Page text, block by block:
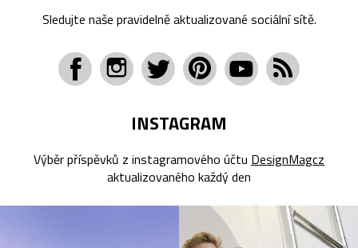
Sledujte naše pravidelně aktualizované sociální sítě.
INSTAGRAM
Výběr příspěvků z instagramového účtu DesignMagcz
aktualizovaného každý den